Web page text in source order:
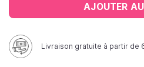
AJOUTER
Livraison gratuite à partir de